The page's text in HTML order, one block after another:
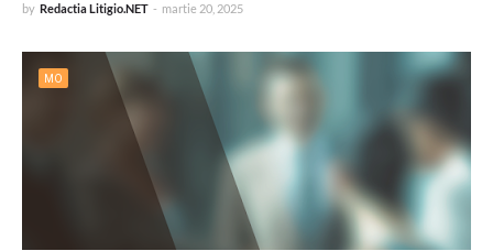
by Redactia Litigio.NET - martie 20, 2025
MO